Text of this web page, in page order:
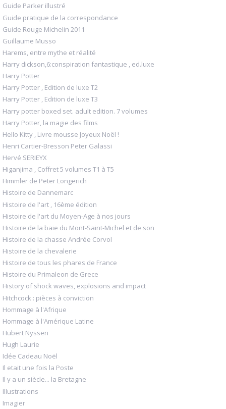
Guide Parker illustré
Guide pratique de la correspondance
Guide Rouge Michelin 2011
Guillaume Musso
Harems, entre mythe et réalité
Harry dickson,6:conspiration fantastique , ed.luxe
Harry Potter
Harry Potter , Edition de luxe T2
Harry Potter , Edition de luxe T3
Harry potter boxed set. adult edition. 7 volumes
Harry Potter, la magie des films
Hello Kitty , Livre mousse Joyeux Noël !
Henri Cartier-Bresson Peter Galassi
Hervé SERIEYX
Higanjima , Coffret 5 volumes T1 à T5
Himmler de Peter Longerich
Histoire de Dannemarc
Histoire de l'art , 16ème édition
Histoire de l'art du Moyen-Age à nos jours
Histoire de la baie du Mont-Saint-Michel et de son
Histoire de la chasse Andrée Corvol
Histoire de la chevalerie
Histoire de tous les phares de France
Histoire du Primaleon de Grece
History of shock waves, explosions and impact
Hitchcock : pièces à conviction
Hommage à l'Afrique
Hommage à l'Amérique Latine
Hubert Nyssen
Hugh Laurie
Idée Cadeau Noël
Il etait une fois la Poste
Il y a un siècle... la Bretagne
Illustrations
Imagier